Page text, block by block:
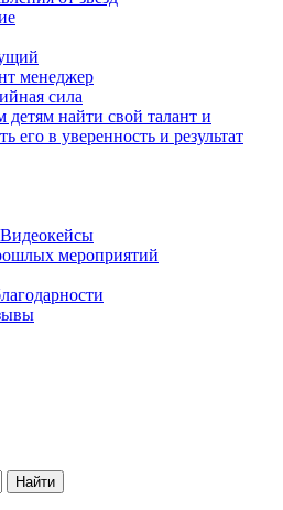
менеджер
сила
детям найти свой талант и
его в уверенность и результат
мероприятий